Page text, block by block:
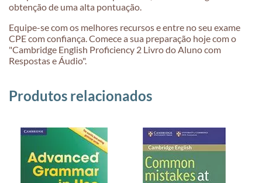
obtenção de uma alta pontuação.
Equipe-se com os melhores recursos e entre no seu exame
CPE com confiança. Comece a sua preparação hoje com o
"Cambridge English Proficiency 2 Livro do Aluno com
Respostas e Áudio".
Produtos relacionados